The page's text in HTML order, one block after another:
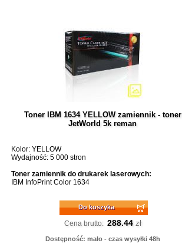
Toner IBM 1634 YELLOW zamiennik - toner
JetWorld 5k reman
Kolor: YELLOW
Wydajność: 5 000 stron
Toner zamiennik do drukarek laserowych:
IBM InfoPrint Color 1634
Do koszyka
Cena brutto: 288.44 zł
Dostępność: mało - czas wysyłki 48h